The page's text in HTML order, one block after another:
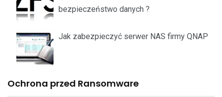
bezpieczeństwo danych ?
Jak zabezpieczyć serwer NAS firmy QNAP
Ochrona przed Ransomware